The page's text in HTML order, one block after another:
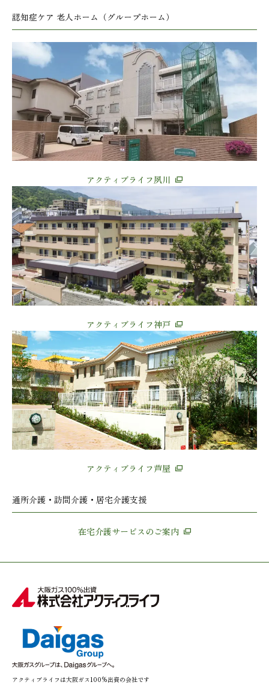
認知症ケア 老人ホーム（グループホーム）
アクティブライフ夙川
アクティブライフ神戸
アクティブライフ芦屋
通所介護・訪問介護・居宅介護支援
在宅介護サービスのご案内
アクティブライフは大阪ガス100%出資の会社です